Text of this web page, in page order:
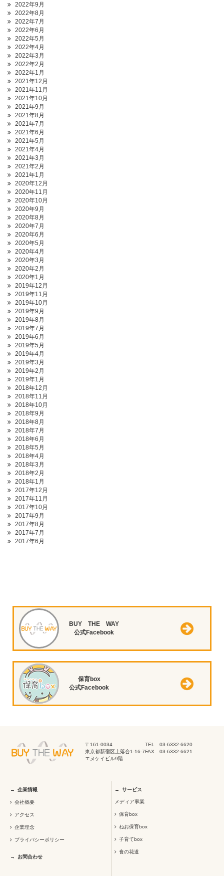
2022年9月
2022年8月
2022年7月
2022年6月
2022年5月
2022年4月
2022年3月
2022年2月
2022年1月
2021年12月
2021年11月
2021年10月
2021年9月
2021年8月
2021年7月
2021年6月
2021年5月
2021年4月
2021年3月
2021年2月
2021年1月
2020年12月
2020年11月
2020年10月
2020年9月
2020年8月
2020年7月
2020年6月
2020年5月
2020年4月
2020年3月
2020年2月
2020年1月
2019年12月
2019年11月
2019年10月
2019年9月
2019年8月
2019年7月
2019年6月
2019年5月
2019年4月
2019年3月
2019年2月
2019年1月
2018年12月
2018年11月
2018年10月
2018年9月
2018年8月
2018年7月
2018年6月
2018年5月
2018年4月
2018年3月
2018年2月
2018年1月
2017年12月
2017年11月
2017年10月
2017年9月
2017年8月
2017年7月
2017年6月
BUY THE WAY
公式Facebook
保育box
公式Facebook
〒161-0034
東京都新宿区上落合1-16-7
エヌケイビル9階
TEL 03-6332-6620
FAX 03-6332-6621
企業情報
会社概要
アクセス
企業理念
プライバシーポリシー
お問合わせ
サービス
メディア事業
保育box
ねお保育box
子育てbox
食の花道